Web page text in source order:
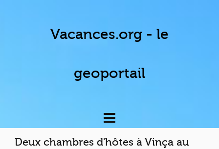
Vacances.org - le
geoportail
Deux chambres d'hôtes à Vinça au